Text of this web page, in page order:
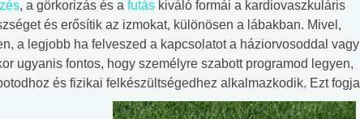
, a görkorizás és a futás kiváló formái a kardiovaszkuláris
és erősítik az izmokat, különösen a lábakban. Mivel,
a legjobb ha felveszed a kapcsolatot a háziorvosoddal vagy
ugyanis fontos, hogy személyre szabott programod legyen,
és fizikai felkészültségedhez alkalmazkodik. Ezt fogja